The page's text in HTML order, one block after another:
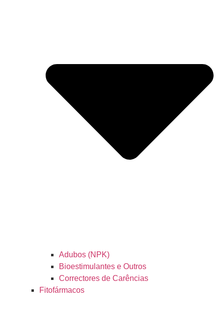
Adubos (NPK)
Bioestimulantes e Outros
Correctores de Carências
Fitofármacos